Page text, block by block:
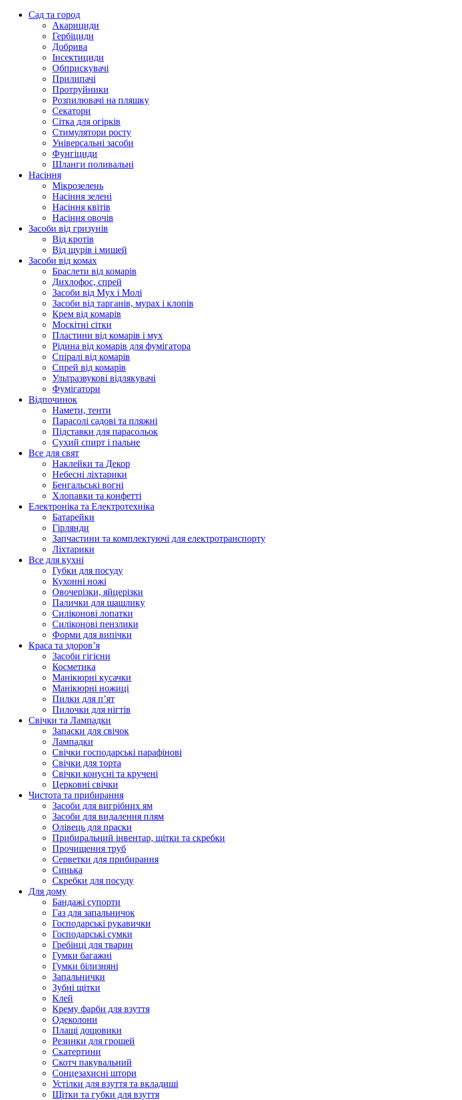
Сад та город
Акарициди
Гербіциди
Добрива
Інсектициди
Обприскувачі
Прилипачі
Протруйники
Розпилювачі на пляшку
Секатори
Сітка для огірків
Стимулятори росту
Універсальні засоби
Фунгіциди
Шланги поливальні
Насіння
Мікрозелень
Насіння зелені
Насіння квітів
Насіння овочів
Засоби від гризунів
Від кротів
Від щурів і мишей
Засоби від комах
Браслети від комарів
Дихлофос, спрей
Засоби від Мух і Молі
Засоби від тарганів, мурах і клопів
Крем від комарів
Москітні сітки
Пластини від комарів і мух
Рідина від комарів для фумігатора
Спіралі від комарів
Спрей від комарів
Ультразвукові відлякувачі
Фумігатори
Відпочинок
Намети, тенти
Парасолі садові та пляжні
Підставки для парасольок
Сухий спирт і пальне
Все для свят
Наклейки та Декор
Небесні ліхтарики
Бенгальські вогні
Хлопавки та конфетті
Електроніка та Електротехніка
Батарейки
Гірлянди
Запчастини та комплектуючі для електротранспорту
Ліхтарики
Все для кухні
Губки для посуду
Кухонні ножі
Овочерізки, яйцерізки
Палички для шашлику
Силіконові лопатки
Силіконові пензлики
Форми для випічки
Краса та здоров’я
Засоби гігієни
Косметика
Манікюрні кусачки
Манікюрні ножиці
Пилки для п’ят
Пилочки для нігтів
Свічки та Лампадки
Запаски для свічок
Лампадки
Свічки господарські парафінові
Свічки для торта
Свічки конусні та кручені
Церковні свічки
Чистота та прибирання
Засоби для вигрібних ям
Засоби для видалення плям
Олівець для праски
Прибиральний інвентар, щітки та скребки
Прочищення труб
Серветки для прибирання
Синька
Скребки для посуду
Для дому
Бандажі супорти
Газ для запальничок
Господарські рукавички
Господарські сумки
Гребінці для тварин
Гумки багажні
Гумки білизняні
Запальнички
Зубні щітки
Клей
Крему фарби для взуття
Одеколони
Плащі дощовики
Резинки для грошей
Скатертини
Скотч пакувальний
Сонцезахисні штори
Устілки для взуття та вкладиші
Щітки та губки для взуття